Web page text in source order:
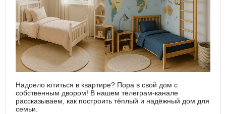
Надоело ютиться в квартире? Пора в свой дом с
собственным двором! В нашем телеграм-канале
рассказываем, как построить тёплый и надёжный дом для
семьи.